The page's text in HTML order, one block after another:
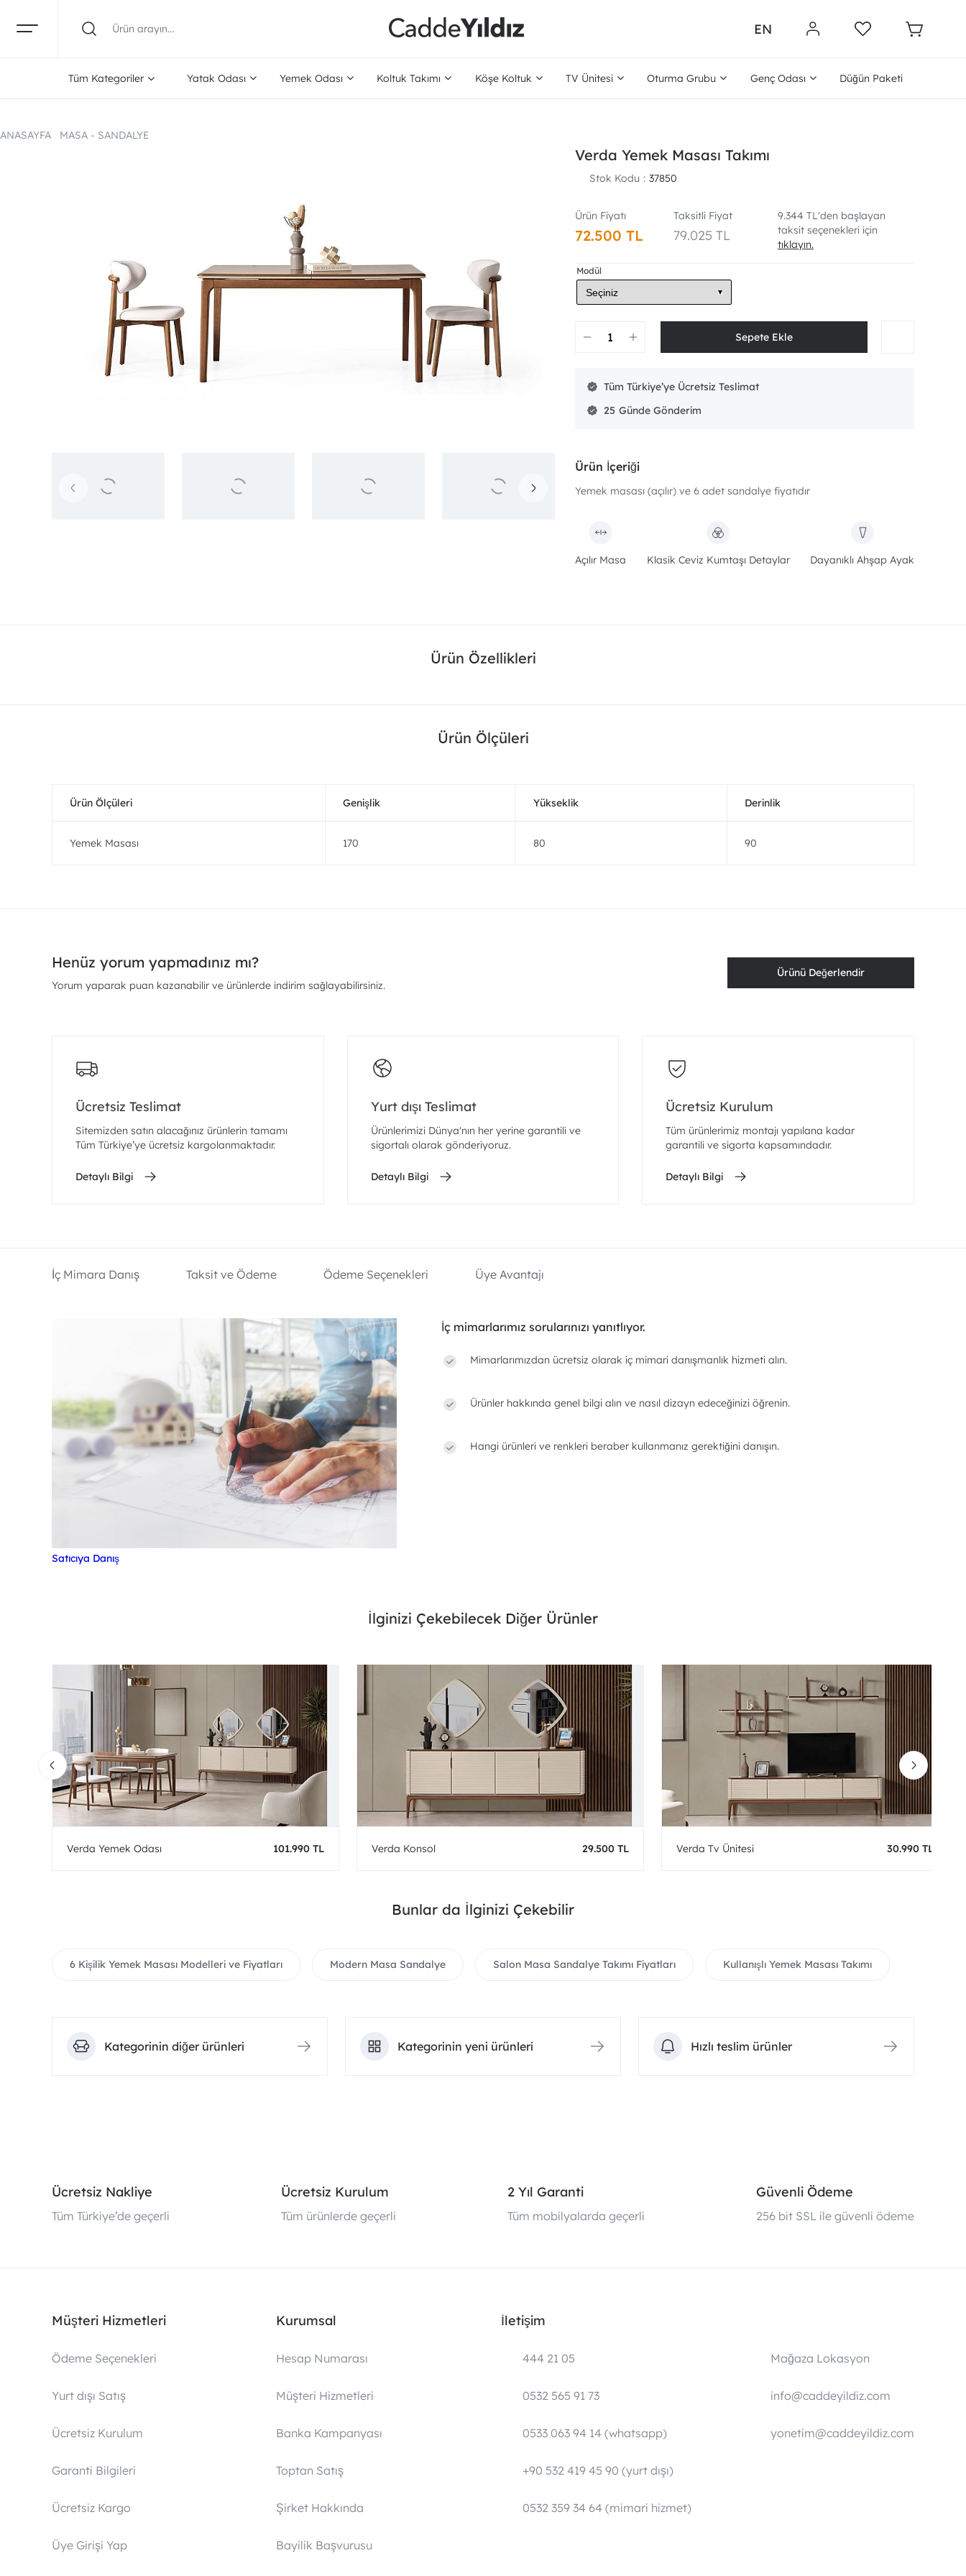
EN
Tüm Kategoriler Yatak Odası Yemek Odası Koltuk Takımı Köşe Koltuk TV Ünitesi Oturma Grubu Genç Odası Düğün Paketi
ANASAYFA MASA - SANDALYE
Verda Yemek Masası Takımı
Stok Kodu 37850
72.500 TL
Taksitli Fiyat
79.025 TL
9.344 TL'den başlayan
taksit seçenekleri için
tıklayın.
Modül
25
Tüm Türkiye’ye Ücretsiz Teslimat
Ürün İçeriği
Yemek masası (açılır) ve 6 adet sandalye fiyatıdır
Açılır Masa Klasik Ceviz Kumtaşı Detaylar Dayanıklı Ahşap Ayak
Ürün Özellikleri
Ürün Ölçüleri
Ürün Ölçüleri Genişlik Yükseklik Derinlik
Yemek Masası 170 80 90
Henüz yorum yapmadınız mı?
Yorum yaparak puan kazanabilir ve ürünlerde indirim sağlayabilirsiniz.
Ürünü Değerlendir
Ücretsiz Teslimat
Sitemizden satın alacağınız ürünlerin tamamı
Tüm Türkiye’ye ücretsiz kargolanmaktadır.
Detaylı Bilgi
Yurt dışı Teslimat
Ürünlerimizi Dünya'nın her yerine garantili ve
sigortalı olarak gönderiyoruz.
Detaylı Bilgi
Ücretsiz Kurulum
Tüm ürünlerimiz montajı yapılana kadar
garantili ve sigorta kapsamındadır.
Detaylı Bilgi
İç Mimara Danış Taksit ve Ödeme Ödeme Seçenekleri Üye Avantajı
İç mimarlarımız sorularınızı yanıtlıyor.
Mimarlarımızdan ücretsiz olarak iç mimari danışmanlık hizmeti alın.
Ürünler hakkında genel bilgi alın ve nasıl dizayn edeceğinizi öğrenin.
Hangi ürünleri ve renkleri beraber kullanmanız gerektiğini danışın.
Satıcıya Danış
İlginizi Çekebilecek Diğer Ürünler
Verda Yemek Odası 101.990 TL Verda Konsol 29.500 TL Verda Tv Ünitesi 30.990 TL
Bunlar da İlginizi Çekebilir
6 Kişilik Yemek Masası Modelleri ve Fiyatları Modern Masa Sandalye Salon Masa Sandalye Takımı Fiyatları Kullanışlı Yemek Masası Takımı
Kategorinin diğer ürünleri Kategorinin yeni ürünleri Hızlı teslim ürünler
Ücretsiz Nakliye
Tüm Türkiye’de geçerli
Ücretsiz Kurulum
Tüm ürünlerde geçerli
2 Yıl Garanti
Tüm mobilyalarda geçerli
Güvenli Ödeme
256 bit SSL ile güvenli ödeme
Müşteri Hizmetleri
Ödeme Seçenekleri
Yurt dışı Satış
Ücretsiz Kurulum
Garanti Bilgileri
Ücretsiz Kargo
Üye Girişi Yap
Kurumsal
Hesap Numarası
Müşteri Hizmetleri
Banka Kampanyası
Toptan Satış
Şirket Hakkında
Bayilik Başvurusu
İletişim
444 21 05
0532 565 91 73
0533 063 94 14 (whatsapp)
+90 532 419 45 90 (yurt dışı)
0532 359 34 64 (mimari hizmet)
Mağaza Lokasyon
info@caddeyildiz.com
yonetim@caddeyildiz.com